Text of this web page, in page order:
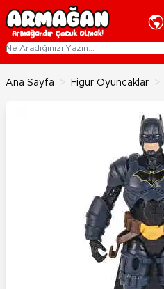
İçeriğe geç
Ana Sayfa > Figür Oyuncaklar >